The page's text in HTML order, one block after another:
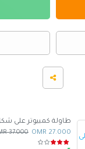
27.000 OMR
37.000 OMR